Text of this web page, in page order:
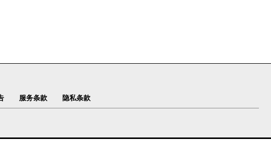
服务条款 隐私条款